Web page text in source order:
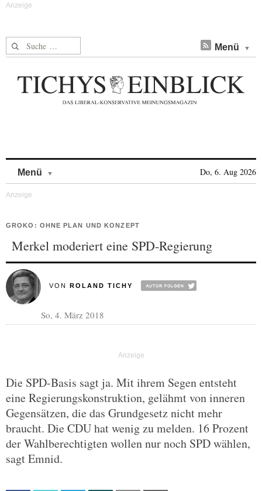
Suche nach: Menü
Menü Do, 6. Aug 2026
GROKO: OHNE PLAN UND KONZEPT
Merkel moderiert eine SPD-Regierung
VON ROLAND TICHY
So, 4. März 2018
Die SPD-Basis sagt ja. Mit ihrem Segen entsteht
eine Regierungskonstruktion, gelähmt von inneren
Gegensätzen, die das Grundgesetz nicht mehr
braucht. Die CDU hat wenig zu melden. 16 Prozent
der Wahlberechtigten wollen nur noch SPD wählen,
sagt Emnid.